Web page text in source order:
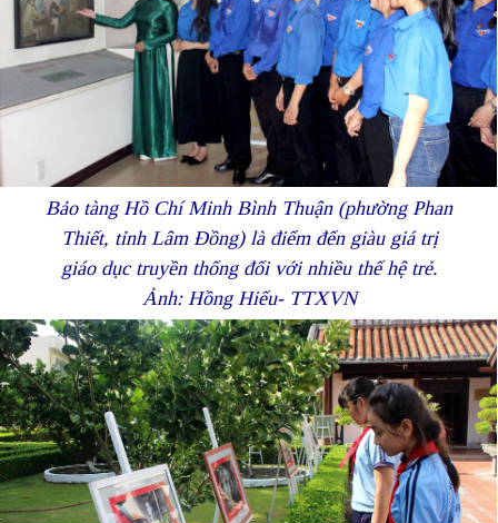
Bảo tàng Hồ Chí Minh Bình Thuận (phường Phan
Thiết, tỉnh Lâm Đồng) là điểm đến giàu giá trị
giáo dục truyền thống đối với nhiều thế hệ trẻ.
Ảnh: Hồng Hiếu- TTXVN